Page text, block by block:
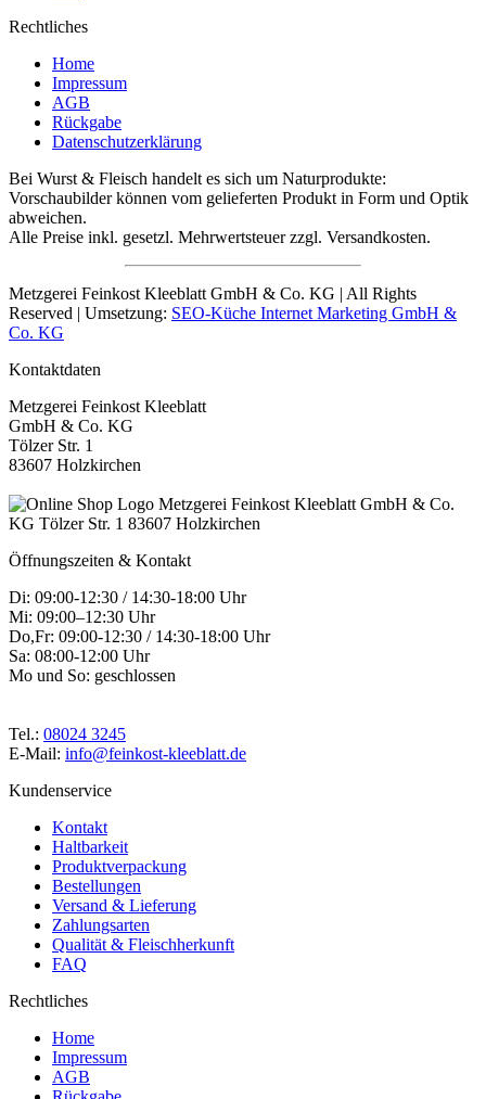
Rechtliches
Home
Impressum
AGB
Rückgabe
Datenschutzerklärung
Bei Wurst & Fleisch handelt es sich um Naturprodukte:
Vorschaubilder können vom gelieferten Produkt in Form und Optik
abweichen.
Alle Preise inkl. gesetzl. Mehrwertsteuer zzgl. Versandkosten.
Metzgerei Feinkost Kleeblatt GmbH & Co. KG | All Rights
Reserved | Umsetzung: SEO-Küche Internet Marketing GmbH &
Co. KG
Kontaktdaten
Metzgerei Feinkost Kleeblatt
GmbH & Co. KG
Tölzer Str. 1
83607 Holzkirchen
Öffnungszeiten & Kontakt
Di: 09:00-12:30 / 14:30-18:00 Uhr
Mi: 09:00–12:30 Uhr
Do,Fr: 09:00-12:30 / 14:30-18:00 Uhr
Sa: 08:00-12:00 Uhr
Mo und So: geschlossen
Tel.: 08024 3245
E-Mail: info@feinkost-kleeblatt.de
Kundenservice
Kontakt
Haltbarkeit
Produktverpackung
Bestellungen
Versand & Lieferung
Zahlungsarten
Qualität & Fleischherkunft
FAQ
Rechtliches
Home
Impressum
AGB